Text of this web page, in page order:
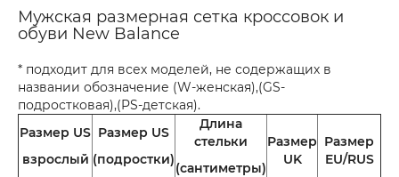
Мужская размерная сетка кроссовок и
обуви New Balance
* подходит для всех моделей, не содержащих в
названии обозначение (W-женская),(GS-
подростковая),(PS-детская).
Размер US
взрослый
Размер US
(подростки)
Длина
стельки
(сантиметры)
Размер
UK
Размер
EU/RUS